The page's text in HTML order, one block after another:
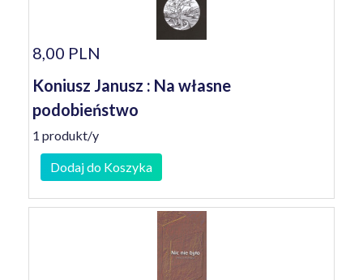
8,00 PLN
Koniusz Janusz : Na własne
podobieństwo
1 produkt/y
Dodaj do Koszyka